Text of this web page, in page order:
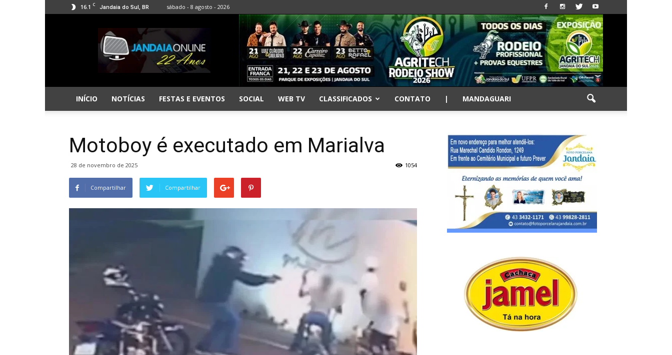
16.1 C Jandaia do Sul, BR sábado - 8 agosto - 2026
Jandaia
Online
INÍCIO NOTÍCIAS FESTAS E EVENTOS SOCIAL WEB TV CLASSIFICADOS CONTATO | MANDAGUARI
Motoboy é executado em Marialva
28 de novembro de 2025 1054
Compartilhar Compartilhar